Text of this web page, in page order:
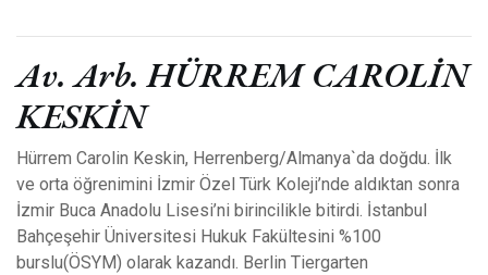
Av. Arb. HÜRREM CAROLİN
KESKİN
Hürrem Carolin Keskin, Herrenberg/Almanya`da doğdu. İlk
ve orta öğrenimini İzmir Özel Türk Koleji’nde aldıktan sonra
İzmir Buca Anadolu Lisesi’ni birincilikle bitirdi. İstanbul
Bahçeşehir Üniversitesi Hukuk Fakültesini %100
burslu(ÖSYM) olarak kazandı. Berlin Tiergarten